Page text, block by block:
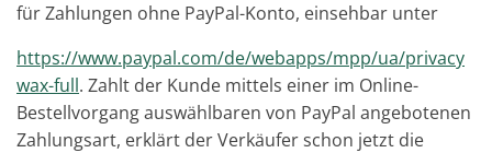
für Zahlungen ohne PayPal-Konto, einsehbar unter
https://www.paypal.com/de/webapps/mpp/ua/privacy
wax-full. Zahlt der Kunde mittels einer im Online-
Bestellvorgang auswählbaren von PayPal angebotenen
Zahlungsart, erklärt der Verkäufer schon jetzt die